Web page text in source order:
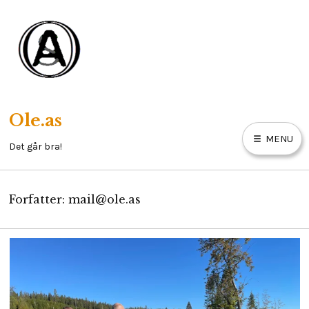
content
Ole.as
Det går bra!
MENU
HOBBY
OM MEG
Forfatter: mail@ole.as